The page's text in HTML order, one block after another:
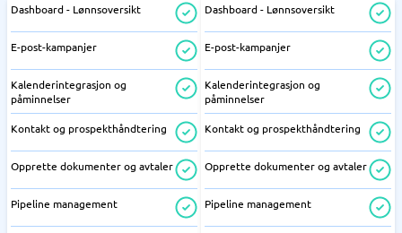
Dashboard - Lønnsoversikt
E-post-kampanjer
Kalenderintegrasjon og
påminnelser
Kontakt og prospekthåndtering
Opprette dokumenter og avtaler
Pipeline management
Dashboard - Lønnsoversikt
E-post-kampanjer
Kalenderintegrasjon og
påminnelser
Kontakt og prospekthåndtering
Opprette dokumenter og avtaler
Pipeline management